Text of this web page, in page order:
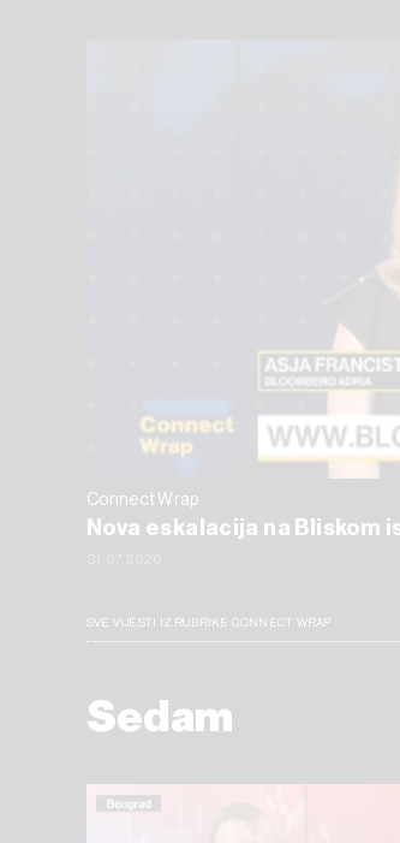
Connect Wrap
Nova eskalacija na Bliskom
SVE VIJESTI IZ RUBRIKE CONNECT WRAP
Sedam